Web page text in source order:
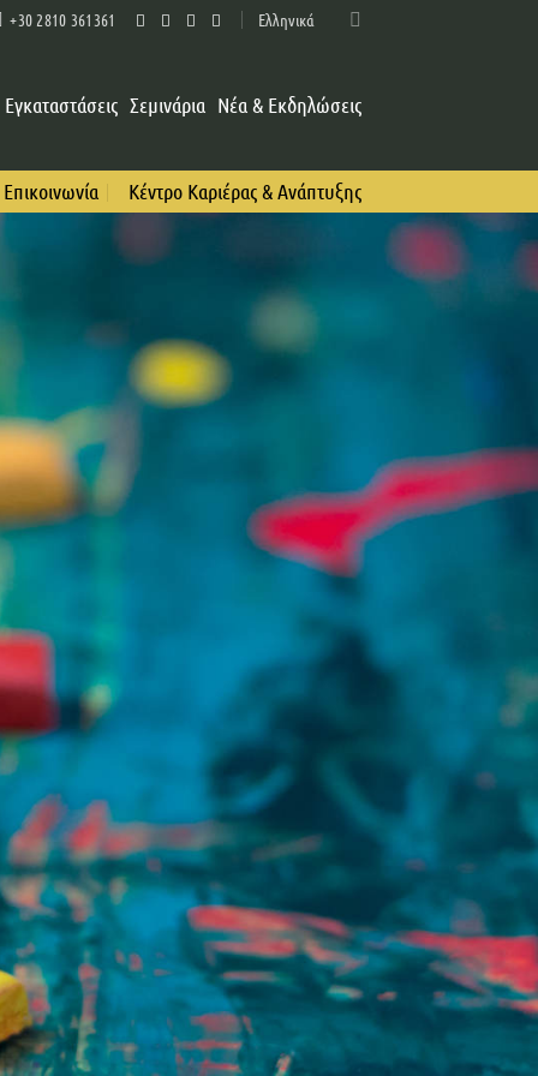
+30 2810 361361 Ελληνικά
Εγκαταστάσεις Σεμινάρια Νέα & Εκδηλώσεις
Επικοινωνία Κέντρο Καριέρας & Ανάπτυξης